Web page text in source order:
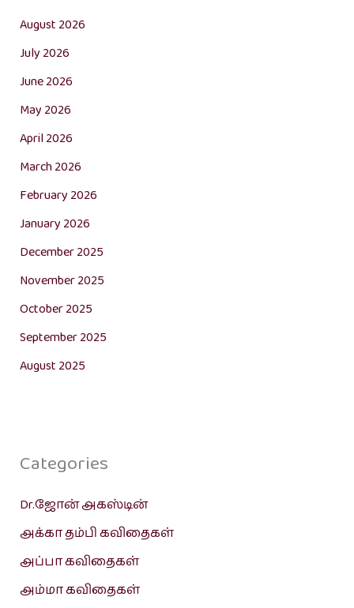
August 2026
July 2026
June 2026
May 2026
April 2026
March 2026
February 2026
January 2026
December 2025
November 2025
October 2025
September 2025
August 2025
Categories
Dr.ஜோன் அகஸ்டின்
அக்கா தம்பி கவிதைகள்
அப்பா கவிதைகள்
அம்மா கவிதைகள்